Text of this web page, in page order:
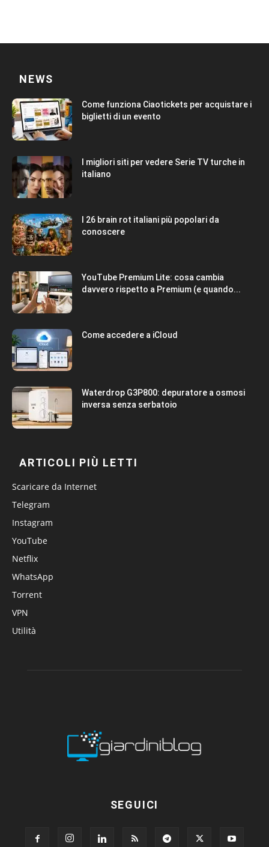
NEWS
Come funziona Ciaotickets per acquistare i
biglietti di un evento
I migliori siti per vedere Serie TV turche in
italiano
I 26 brain rot italiani più popolari da
conoscere
YouTube Premium Lite: cosa cambia
davvero rispetto a Premium (e quando...
Come accedere a iCloud
Waterdrop G3P800: depuratore a osmosi
inversa senza serbatoio
ARTICOLI PIÙ LETTI
Scaricare da Internet
Telegram
Instagram
YouTube
Netflix
WhatsApp
Torrent
VPN
Utilità
SEGUICI